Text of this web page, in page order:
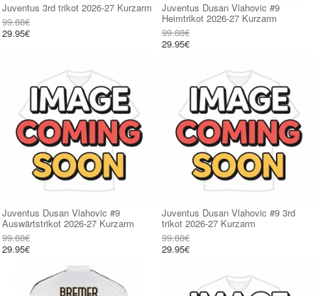
Juventus 3rd trikot 2026-27 Kurzarm
99.88€
29.95€
Juventus Dusan Vlahovic #9
Heimtrikot 2026-27 Kurzarm
99.88€
29.95€
Juventus Dusan Vlahovic #9
Auswärtstrikot 2026-27 Kurzarm
99.88€
29.95€
Juventus Dusan Vlahovic #9 3rd
trikot 2026-27 Kurzarm
99.88€
29.95€